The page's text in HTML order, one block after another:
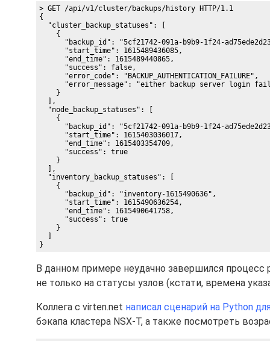
> GET /api/v1/cluster/backups/history HTTP/1.1
{
  "cluster_backup_statuses": [
    {
"backup_id": "5cf21742-091a-b9b9-1f24-
      "start_time": 1615489436085,
      "end_time": 1615489440865,
      "success": false,
      "error_code": "BACKUP_AUTHENTICATION_FAILURE",
"error_message": "either backup server login
    }
  ],
  "node_backup_statuses": [
    {
"backup_id": "5cf21742-091a-b9b9-1f24-
      "start_time": 1615403036017,
      "end_time": 1615403354709,
      "success": true
    }
  ],
  "inventory_backup_statuses": [
    {
      "backup_id": "inventory-1615490636",
      "start_time": 1615490636254,
      "end_time": 1615490641758,
      "success": true
    }
В данном примере неудачно завершился процесс
не только на статусы узлов (кстати, времена
Коллега с virten.net написал сценарий на Python
бэкапа кластера NSX-T, а также посмотреть